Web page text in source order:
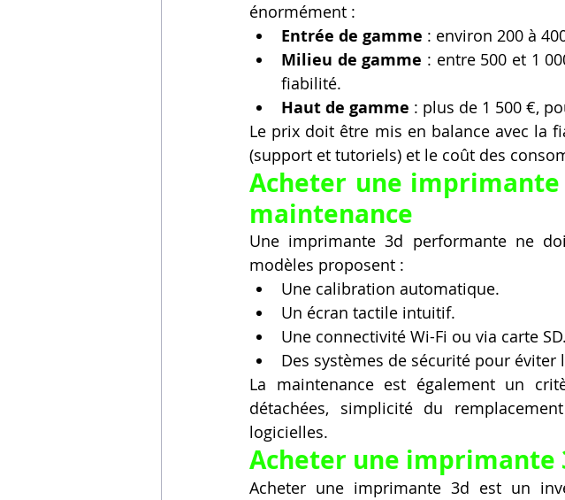
énormément :
Entrée de gamme : environ 200 à
Milieu de gamme : entre 500 et 1
fiabilité.
Haut de gamme : plus de 1 500 €,
Le prix doit être mis en balance avec la
(support et tutoriels) et le coût des
Acheter une
maintenance
Une imprimante 3d performante ne
modèles proposent :
Une calibration automatique.
Un écran tactile intuitif.
Une connectivité Wi-Fi ou via carte SD.
Des systèmes de sécurité pour éviter
La maintenance est également un
détachées, simplicité du
logicielles.
Acheter une imprimante
Acheter une imprimante 3d est un